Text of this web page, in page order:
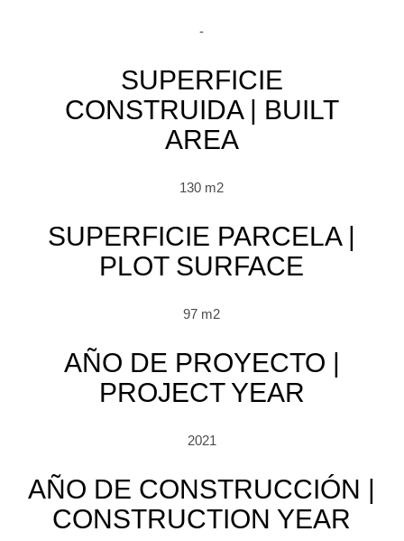
-
SUPERFICIE
CONSTRUIDA | BUILT
AREA
130 m2
SUPERFICIE PARCELA |
PLOT SURFACE
97 m2
AÑO DE PROYECTO |
PROJECT YEAR
2021
AÑO DE CONSTRUCCIÓN |
CONSTRUCTION YEAR